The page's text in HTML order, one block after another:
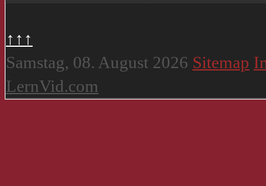
↑↑↑
Samstag, 08. August 2026 Sitemap
LernVid.com